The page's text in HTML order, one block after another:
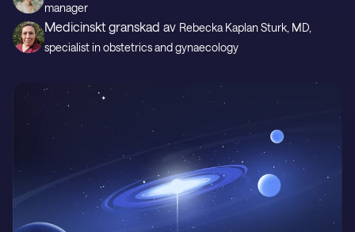
Support
LADDA NED PÅ
manager
Medicinskt granskad av Rebecka Kaplan Sturk , MD,
specialist in obstetrics and gynaecology